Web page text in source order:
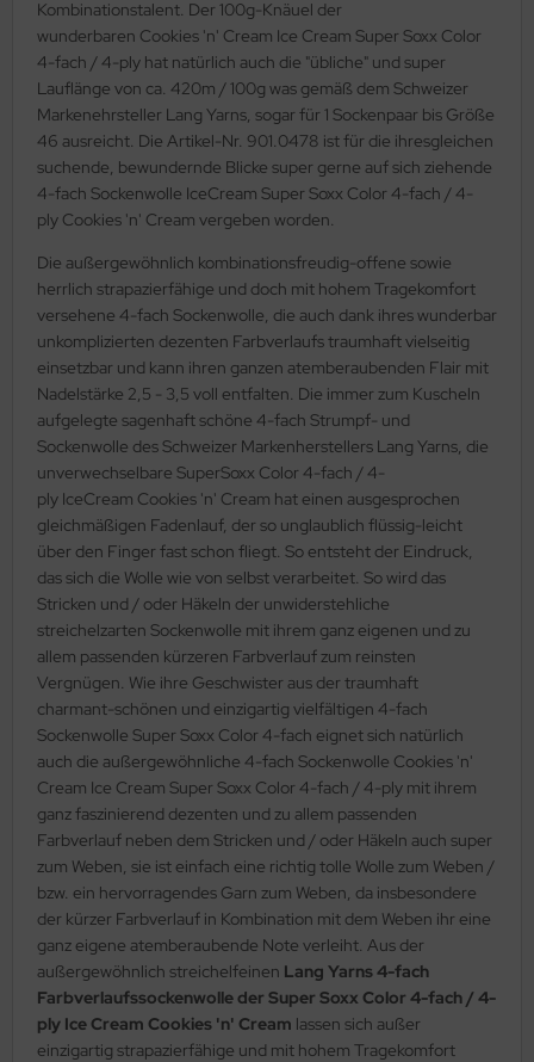
Kombinationstalent. Der 100g-Knäuel der
wunderbaren Cookies 'n' Cream Ice Cream Super Soxx Color
4-fach / 4-ply hat natürlich auch die "übliche" und super
Lauflänge von ca. 420m / 100g was gemäß dem Schweizer
Markenehrsteller Lang Yarns, sogar für 1 Sockenpaar bis Größe
46 ausreicht. Die Artikel-Nr. 901.0478 ist für die ihresgleichen
suchende, bewundernde Blicke super gerne auf sich ziehende
4-fach Sockenwolle IceCream Super Soxx Color 4-fach / 4-
ply Cookies 'n' Cream vergeben worden.
Die außergewöhnlich kombinationsfreudig-offene sowie
herrlich strapazierfähige und doch mit hohem Tragekomfort
versehene 4-fach Sockenwolle, die auch dank ihres wunderbar
unkomplizierten dezenten Farbverlaufs traumhaft vielseitig
einsetzbar und kann ihren ganzen atemberaubenden Flair mit
Nadelstärke 2,5 - 3,5 voll entfalten. Die immer zum Kuscheln
aufgelegte sagenhaft schöne 4-fach Strumpf- und
Sockenwolle des Schweizer Markenherstellers Lang Yarns, die
unverwechselbare SuperSoxx Color 4-fach / 4-
ply IceCream Cookies 'n' Cream hat einen ausgesprochen
gleichmäßigen Fadenlauf, der so unglaublich flüssig-leicht
über den Finger fast schon fliegt. So entsteht der Eindruck,
das sich die Wolle wie von selbst verarbeitet. So wird das
Stricken und / oder Häkeln der unwiderstehliche
streichelzarten Sockenwolle mit ihrem ganz eigenen und zu
allem passenden kürzeren Farbverlauf zum reinsten
Vergnügen. Wie ihre Geschwister aus der traumhaft
charmant-schönen und einzigartig vielfältigen 4-fach
Sockenwolle Super Soxx Color 4-fach eignet sich natürlich
auch die außergewöhnliche 4-fach Sockenwolle Cookies 'n'
Cream Ice Cream Super Soxx Color 4-fach / 4-ply mit ihrem
ganz faszinierend dezenten und zu allem passenden
Farbverlauf neben dem Stricken und / oder Häkeln auch super
zum Weben, sie ist einfach eine richtig tolle Wolle zum Weben /
bzw. ein hervorragendes Garn zum Weben, da insbesondere
der kürzer Farbverlauf in Kombination mit dem Weben ihr eine
ganz eigene atemberaubende Note verleiht. Aus der
außergewöhnlich streichelfeinen Lang Yarns 4-fach
Farbverlaufssockenwolle der Super Soxx Color 4-fach / 4-
ply Ice Cream Cookies 'n' Cream lassen sich außer
einzigartig strapazierfähige und mit hohem Tragekomfort